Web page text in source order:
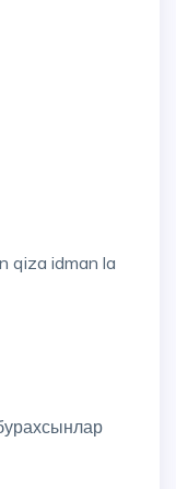
qiza idman la